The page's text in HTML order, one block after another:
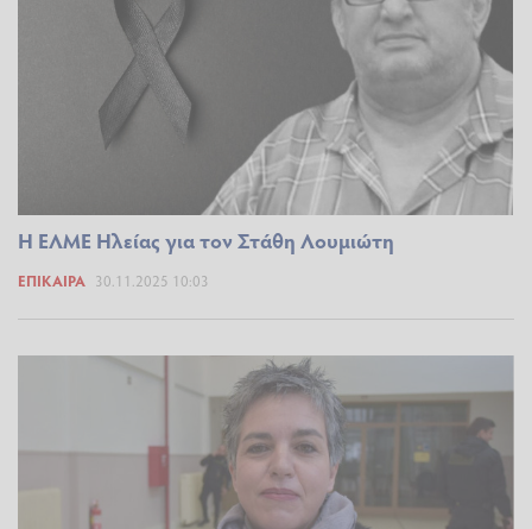
Η ΕΛΜΕ Ηλείας για τον Στάθη Λουμιώτη
ΕΠΊΚΑΙΡΑ 30.11.2025 10:03